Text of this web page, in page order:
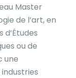
Master
de l’art, en
ou de
une